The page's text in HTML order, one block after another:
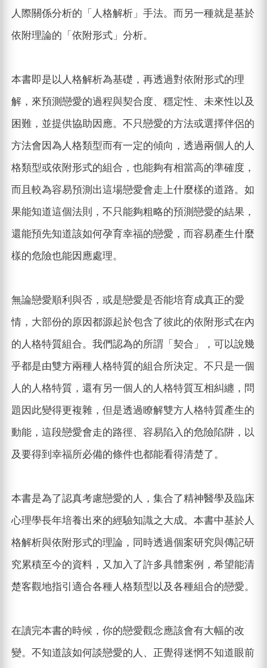
人際關係分析的「人格解析」手法。而另一種就是基於
依附理論的「依附形式」分析。
本書即是以人格解析為基礎，再透過對依附形式的理
解，來預測戀愛的過程與契合度、穩定性、未來性以及
困難，並提供協助因應。不只戀愛的方法或選擇伴侶的
方法會因為人格類型而有一定的傾向，透過兩個人的人
格類型或依附形式的組合，也能夠有相當高的準確度，
而且較為容易預測出這場戀愛會走上什麼樣的道路。如
果能知道這個法則，不只能夠粗略的預測戀愛的結果，
還能預先知道該如何孕育幸福的戀愛，而容易產生什麼
樣的危險也能因應處理。
無論戀愛順利與否，或是戀愛是否能培育成真正的愛
情，大部份的原因都源起於包含了彼此的依附形式在內
的人格特質組合。我們認為的所謂「契合」，可以說幾
乎都是由雙方兩種人格特質的組合所決定。不只是一個
人的人格特質，還有另一個人的人格特質互相糾纏，問
題因此變得更複雜，但是透過瞭解雙方人格特質產生的
動能，這段戀愛會走的路徑、容易陷入的危險陷阱，以
及要得到幸福所必備的條件也都能看得清楚了。
本書是為了認真考慮戀愛的人，集合了精神醫學及臨床
心理學長年培養出來的經驗知識之大成。本書中基於人
格解析與依附形式的理論，同時透過個案研究與傳記研
究累積至今的資料，又加入了許多具體案例，希望能清
楚客觀地指引適合各種人格類型以及各種組合的戀愛。
在讀完本書的時候，你的戀愛觀念應該會有大幅的改
變。不知道該如何談戀愛的人、正覺得迷惘不知道眼前